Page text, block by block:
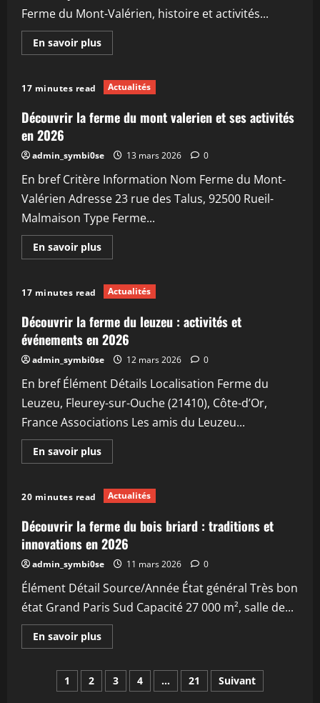
votre
enfant
Ferme du Mont-Valérien, histoire et activités...
En savoir plusEn
savoir
Découvrir
la
du
mont
histoire
et
activités
en
2026
17 minutes read Actualités
Découvrir la ferme du mont valerien et ses activités
en 2026
admin_symbi0se 13 mars 2026 0
En bref Critère Information Nom Ferme du Mont-
Valérien Adresse 23 rue des Talus, 92500 Rueil-
Malmaison Type Ferme...
En savoir plusEn
savoir
Découvrir
la
du
mont
valerien
et
ses
activités
en
2026
17 minutes read Actualités
Découvrir la ferme du leuzeu : activités et
événements en 2026
admin_symbi0se 12 mars 2026 0
En bref Élément Détails Localisation Ferme du
Leuzeu, Fleurey-sur-Ouche (21410), Côte-d’Or,
France Associations Les amis du Leuzeu...
En savoir plusEn
savoir
Découvrir
la
du
leuzeu
:
activités
et
événements
en
2026
20 minutes read Actualités
Découvrir la ferme du bois briard : traditions et
innovations en 2026
admin_symbi0se 11 mars 2026 0
Élément Détail Source/Année État général Très bon
état Grand Paris Sud Capacité 27 000 m², salle de...
En savoir plusEn
savoir
Découvrir
ferme
Pagination
1 2 3 4 … 21 Suivant